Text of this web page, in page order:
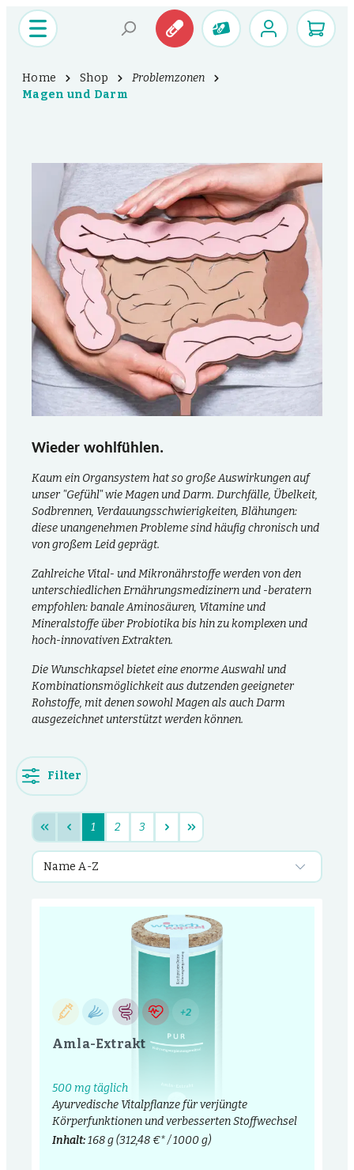
Home Shop
Problemzonen
Magen und Darm
Wieder wohlfühlen.
Kaum ein Organsystem hat so große Auswirkungen auf
unser "Gefühl" wie Magen und Darm. Durchfälle, Übelkeit,
Sodbrennen, Verdauungsschwierigkeiten, Blähungen:
diese unangenehmen Probleme sind häufig chronisch und
von großem Leid geprägt.
Zahlreiche Vital- und Mikronährstoffe werden von den
unterschiedlichen Ernährungsmedizinern und -beratern
empfohlen: banale Aminosäuren, Vitamine und
Mineralstoffe über Probiotika bis hin zu komplexen und
hoch-innovativen Extrakten.
Die Wunschkapsel bietet eine enorme Auswahl und
Kombinationsmöglichkeit aus dutzenden geeigneter
Rohstoffe, mit denen sowohl Magen als auch Darm
ausgezeichnet unterstützt werden können.
Filter
1 2 3
+2
Amla-Extrakt
500 mg täglich
Ayurvedische Vitalpflanze für verjüngte
Körperfunktionen und verbesserten Stoffwechsel
Inhalt:168 g(312,48 €* / 1000 g)